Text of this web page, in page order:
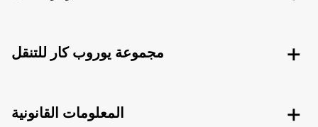
مجموعة يوروب كار للتنقل
المعلومات القانونية